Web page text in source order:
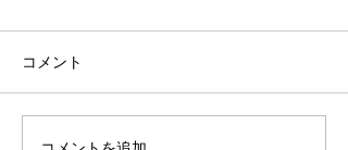
コメント